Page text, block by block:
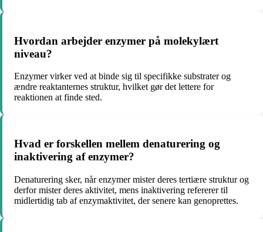
Hvordan arbejder enzymer på molekylært
niveau?
Enzymer virker ved at binde sig til specifikke substrater og
ændre reaktanternes struktur, hvilket gør det lettere for
reaktionen at finde sted.
Hvad er forskellen mellem denaturering og
inaktivering af enzymer?
Denaturering sker, når enzymer mister deres tertiære struktur og
derfor mister deres aktivitet, mens inaktivering refererer til
midlertidig tab af enzymaktivitet, der senere kan genoprettes.